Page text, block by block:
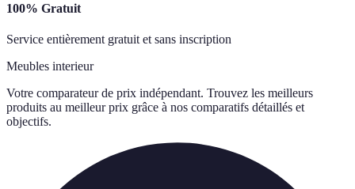
100% Gratuit
Service entièrement gratuit et sans inscription
Meubles interieur
Votre comparateur de prix indépendant. Trouvez les meilleurs
produits au meilleur prix grâce à nos comparatifs détaillés et
objectifs.